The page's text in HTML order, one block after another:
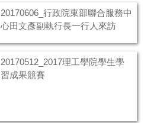
20170606_行政院東部聯合服務中
心田文彥副執行長一行人來訪
20170512_2017理工學院學生學
習成果競賽